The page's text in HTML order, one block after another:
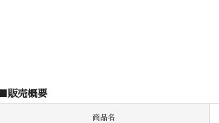
■販売概要
商品名